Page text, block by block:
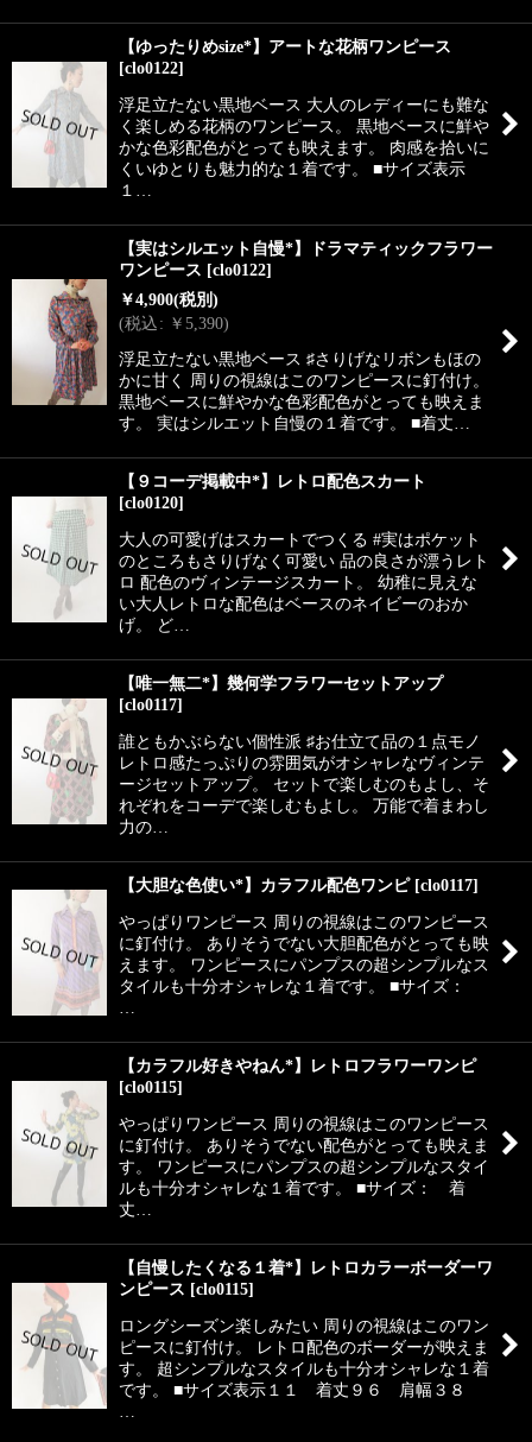
【ゆったりめsize*】アートな花柄ワンピース
[clo0122]
浮足立たない黒地ベース 大人のレディーにも難な
く楽しめる花柄のワンピース。 黒地ベースに鮮や
かな色彩配色がとっても映えます。 肉感を拾いに
くいゆとりも魅力的な１着です。 ■サイズ表示
１…
【実はシルエット自慢*】ドラマティックフラワー
ワンピース [clo0122]
￥4,900(税別)
(税込: ￥5,390)
浮足立たない黒地ベース ♯さりげなリボンもほの
かに甘く 周りの視線はこのワンピースに釘付け。
黒地ベースに鮮やかな色彩配色がとっても映えま
す。 実はシルエット自慢の１着です。 ■着丈…
【９コーデ掲載中*】レトロ配色スカート
[clo0120]
大人の可愛げはスカートでつくる #実はポケット
のところもさりげなく可愛い 品の良さが漂うレト
ロ 配色のヴィンテージスカート。 幼稚に見えな
い大人レトロな配色はベースのネイビーのおか
げ。 ど…
【唯一無二*】幾何学フラワーセットアップ
[clo0117]
誰ともかぶらない個性派 ♯お仕立て品の１点モノ
レトロ感たっぷりの雰囲気がオシャレなヴィンテ
ージセットアップ。 セットで楽しむのもよし、そ
れぞれをコーデで楽しむもよし。 万能で着まわし
力の…
【大胆な色使い*】カラフル配色ワンピ [clo0117]
やっぱりワンピース 周りの視線はこのワンピース
に釘付け。 ありそうでない大胆配色がとっても映
えます。 ワンピースにパンプスの超シンプルなス
タイルも十分オシャレな１着です。 ■サイズ：
…
【カラフル好きやねん*】レトロフラワーワンピ
[clo0115]
やっぱりワンピース 周りの視線はこのワンピース
に釘付け。 ありそうでない配色がとっても映えま
す。 ワンピースにパンプスの超シンプルなスタイ
ルも十分オシャレな１着です。 ■サイズ： 着
丈…
【自慢したくなる１着*】レトロカラーボーダーワ
ンピース [clo0115]
ロングシーズン楽しみたい 周りの視線はこのワン
ピースに釘付け。 レトロ配色のボーダーが映えま
す。 超シンプルなスタイルも十分オシャレな１着
です。 ■サイズ表示１１ 着丈９６ 肩幅３８
…